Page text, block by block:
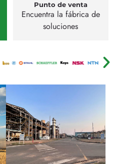
Punto de venta
Encuentra la fábrica de
soluciones